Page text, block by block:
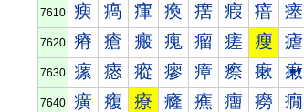
7610 瘐 瘑 瘒 瘓 瘔 瘕 瘖 瘗
7620 瘠 瘡 瘢 瘣 瘤 瘥 瘦 瘧
7630 瘰 瘱 瘲 瘳 瘴 瘵 瘶 瘷
7640 癀 癁 療 癃 癄 癅 癆 癇